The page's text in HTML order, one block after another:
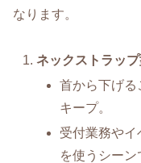
なります。
ネックストラップ
首から下げる
キープ。
受付業務や
を使うシーン